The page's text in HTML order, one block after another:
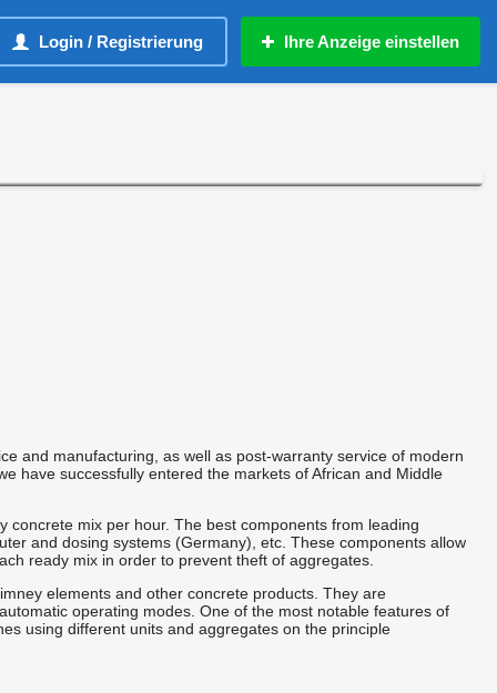
Login / Registrierung Ihre Anzeige einstellen
and manufacturing, as well as post-warranty service of modern
have successfully entered the markets of African and Middle
mix per hour. The best components from leading
and dosing systems (Germany), etc. These components allow
ready mix in order to prevent theft of aggregates.
elements and other concrete products. They are
operating modes. One of the most notable features of
using different units and aggregates on the principle